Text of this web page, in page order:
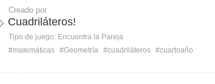
Creado por
Cuadriláteros!
Tipo de juego: Encuentra la Pareja
#matemáticas #Geometría #cuadriláteros #cuartoaño